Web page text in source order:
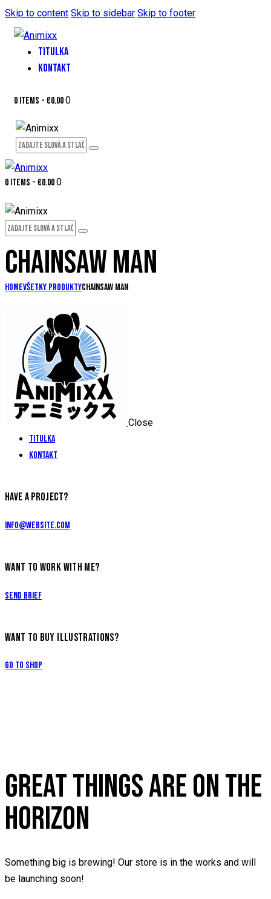
Skip to content Skip to sidebar Skip to footer
TITULKA
KONTAKT
0 items - €0.000
0 items - €0.000
CHAINSAW MAN
HomeVšetky produktychainsaw man
Close
Titulka
Kontakt
HAVE A PROJECT?
info@website.com
WANT TO WORK WITH ME?
Send Brief
WANT TO BUY ILLUSTRATIONS?
Go to Shop
GREAT THINGS ARE ON THE
HORIZON
Something big is brewing! Our store is in the works and will
be launching soon!